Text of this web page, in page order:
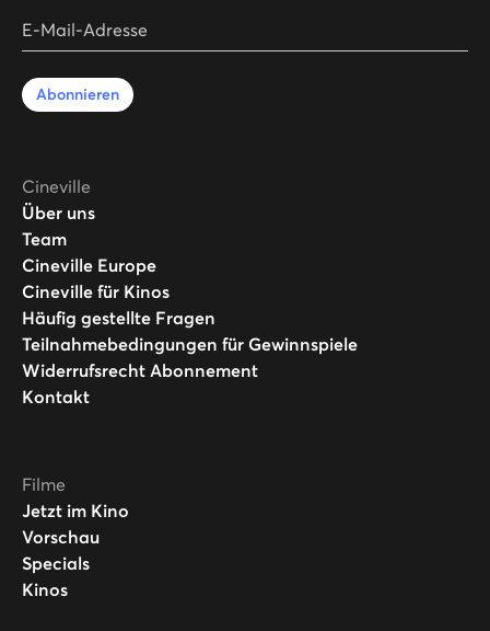
E-Mail-Adresse
Abonnieren
Cineville
Über uns
Team
Cineville Europe
Cineville für Kinos
Häufig gestellte Fragen
Teilnahmebedingungen für Gewinnspiele
Widerrufsrecht Abonnement
Kontakt
Filme
Jetzt im Kino
Vorschau
Specials
Kinos